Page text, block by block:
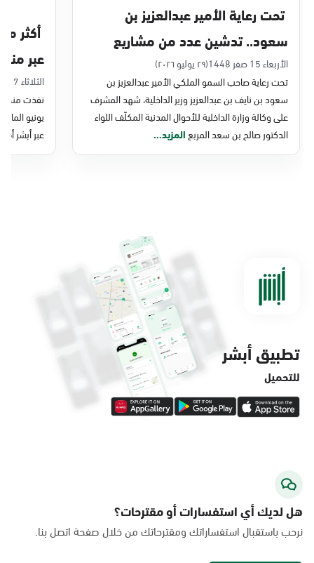
تحت رعاية الأمير عبدالعزيز بن
سعود.. تدشين عدد من مشاريع
التحول الرقمي والخدمات الإلكترونية
للأحوال المدنية
الأربعاء 15 صفر 1448
(٢٩ يوليو ٢٠٢٦)
تحت رعاية صاحب السمو الملكي الأمير عبدالعزيز بن
سعود بن نايف بن عبدالعزيز وزير الداخلية، شهد المشرف
على وكالة وزارة الداخلية للأحوال المدنية المكلّف اللواء
الدكتور صالح بن سعد المربعالمزيد...
عبر
الثلاثاء 7 صفر 1448
نفذت منصة
عبر أبشر
تطبيق أبشر
للتحميل
هل لديك أي استفسارات أو مقترحات؟
نرحب باستقبال استفساراتك ومقترحاتك من خلال صفحة اتصل بنا.